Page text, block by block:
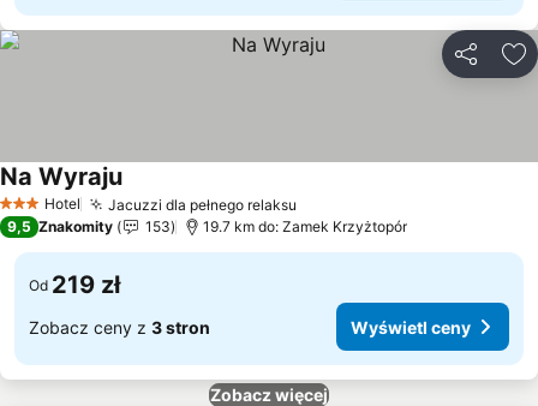
3 Kategoria
Hotel Jacuzzi dla pełnego relaksu
Na WyrajuWyświetl ceny
9,5 Znakomity 153 19.7 km do: Zamek Krzyżtopór
Od 219 zł
Zobacz ceny z 3 stron Wyświetl ceny
Zobacz więcej